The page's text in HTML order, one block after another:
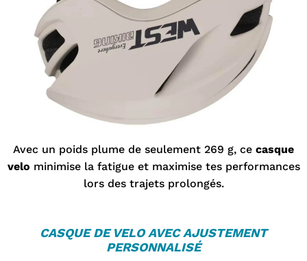
Avec un poids plume de seulement 269 g, ce casque
velo minimise la fatigue et maximise tes performances
lors des trajets prolongés.
CASQUE DE VELO AVEC AJUSTEMENT
PERSONNALISÉ